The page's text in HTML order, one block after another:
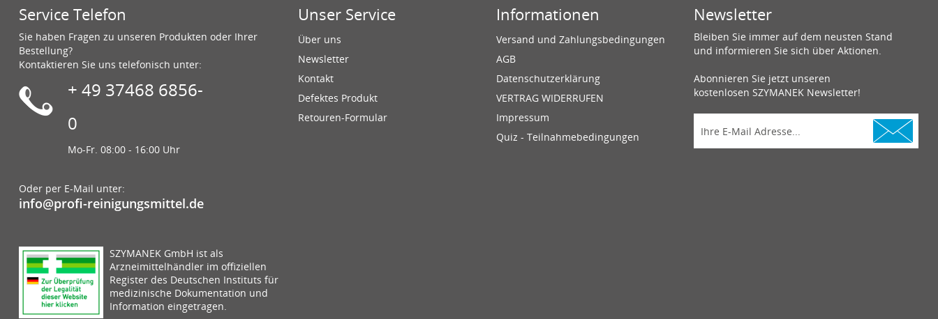
Service Telefon
Sie haben Fragen zu unseren Produkten oder Ihrer
Bestellung?
Kontaktieren Sie uns telefonisch unter:
+ 49 37468 6856-
0
Mo-Fr. 08:00 - 16:00 Uhr
Oder per E-Mail unter:
info@profi-reinigungsmittel.de
SZYMANEK GmbH ist als
Arzneimittelhändler im offiziellen
Register des Deutschen Instituts für
medizinische Dokumentation und
Information eingetragen.
Unser Service
Über uns
Newsletter
Kontakt
Defektes Produkt
Retouren-Formular
Informationen
Versand und Zahlungsbedingungen
AGB
Datenschutzerklärung
VERTRAG WIDERRUFEN
Impressum
Quiz - Teilnahmebedingungen
Newsletter
Bleiben Sie immer auf dem neusten Stand
und informieren Sie sich über Aktionen.
Abonnieren Sie jetzt unseren
kostenlosen SZYMANEK Newsletter!